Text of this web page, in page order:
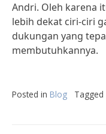
Andri. Oleh karena
lebih dekat ciri-ciri
dukungan yang
membutuhkannya.
Posted in Blog Tagged